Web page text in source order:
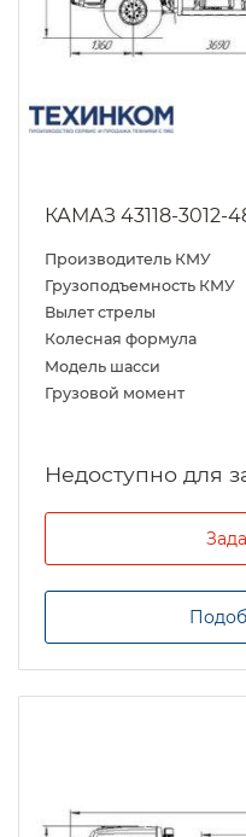
КАМАЗ 43118-3012-
Производитель КМУ
Грузоподъемность КМУ
Вылет стрелы
Колесная формула
Модель шасси
Грузовой момент